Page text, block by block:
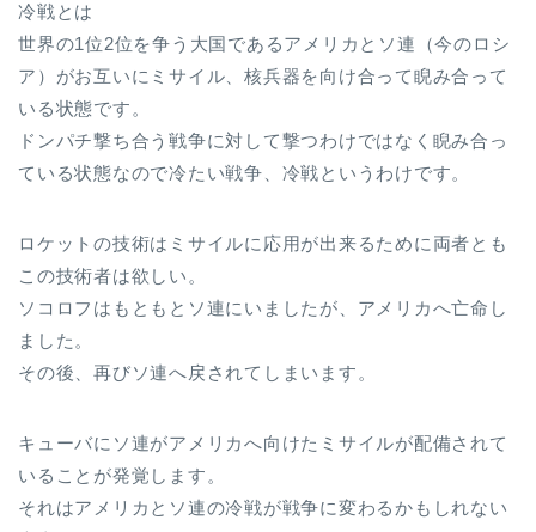
冷戦とは
世界の1位2位を争う大国であるアメリカとソ連（今のロシ
ア）がお互いにミサイル、核兵器を向け合って睨み合って
いる状態です。
ドンパチ撃ち合う戦争に対して撃つわけではなく睨み合っ
ている状態なので冷たい戦争、冷戦というわけです。
ロケットの技術はミサイルに応用が出来るために両者とも
この技術者は欲しい。
ソコロフはもともとソ連にいましたが、アメリカへ亡命し
ました。
その後、再びソ連へ戻されてしまいます。
キューバにソ連がアメリカへ向けたミサイルが配備されて
いることが発覚します。
それはアメリカとソ連の冷戦が戦争に変わるかもしれない